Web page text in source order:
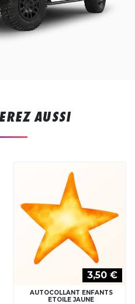
AUSSI
3,50 €
AUTOCOLLANT ENFANTS
ETOILE JAUNE